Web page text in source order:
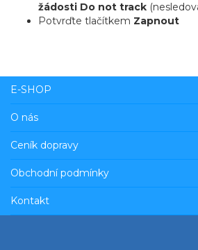
žádosti Do not track
Potvrďte tlačítkem Zapnout
E-SHOP
O nás
Ceník dopravy
Obchodní podmínky
Kontakt